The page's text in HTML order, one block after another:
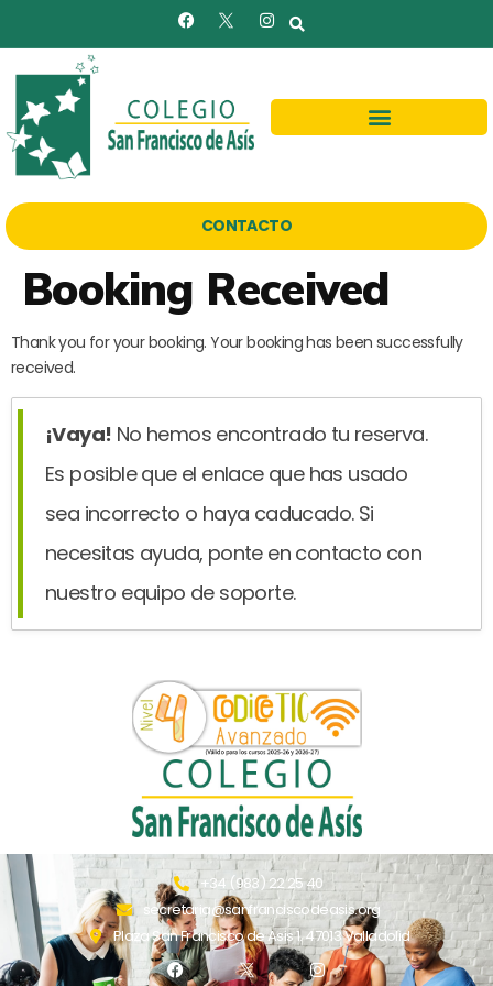
CONTACTO
Booking Received
Thank you for your booking. Your booking has been successfully
received.
¡Vaya! No hemos encontrado tu reserva.
Es posible que el enlace que has usado
sea incorrecto o haya caducado. Si
necesitas ayuda, ponte en contacto con
nuestro equipo de soporte.
+34 (983) 22 25 40
secretaria@sanfranciscodeasis.org
Plaza San Francisco de Asis 1. 47013 Valladolid